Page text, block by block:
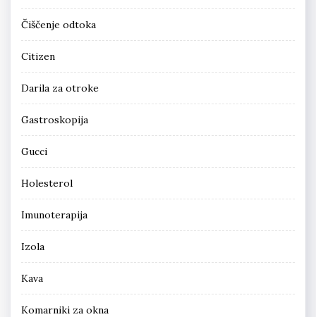
Čiščenje odtoka
Citizen
Darila za otroke
Gastroskopija
Gucci
Holesterol
Imunoterapija
Izola
Kava
Komarniki za okna